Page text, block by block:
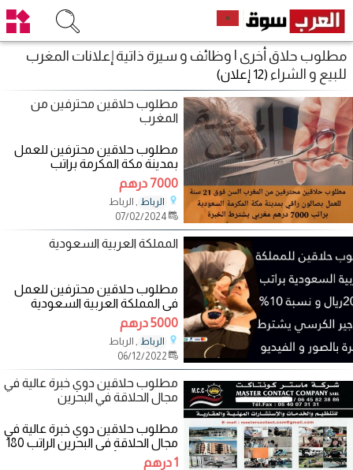
مطلوب حلاق أخرى | وظائف و سيرة ذاتية إعلانات المغرب
للبيع و الشراء (12 إعلان)
مطلوب حلاقين محترفين من
المغرب
مطلوب حلاقين محترفين للعمل
بمدينة مكة المكرمة براتب
7000درهم مغربي متوفر السكن و
الاقامة و التامين
7000 درهم
الرباط , الرباط
المملكة العربية السعودية
مطلوب حلاقين محترفين للعمل
في المملكة العربية السعودية
براتب 5000درهم و نسبة للتواصل
5000 درهم
الرباط , الرباط
مطلوب حلاقين دوي خبرة عالية في
مجال الحلاقة في البحرين
مطلوب حلاقين دوي خبرة عالية في
مجال الحلاقة في البحرين الراتب 180
ىينار متوفر الأكل و المواصلات و
1 درهم